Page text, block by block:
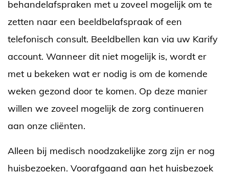
behandelafspraken met u zoveel mogelijk om te
zetten naar een beeldbelafspraak of een
telefonisch consult. Beeldbellen kan via uw Karify
account. Wanneer dit niet mogelijk is, wordt er
met u bekeken wat er nodig is om de komende
weken gezond door te komen. Op deze manier
willen we zoveel mogelijk de zorg continueren
aan onze cliënten.
Alleen bij medisch noodzakelijke zorg zijn er nog
huisbezoeken. Voorafgaand aan het huisbezoek